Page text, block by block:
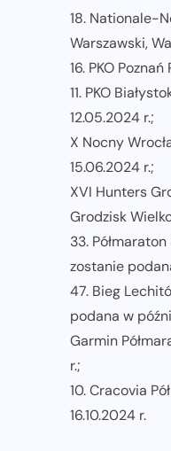
18. Nationale-
Warszawski,
16. PKO
11. PKO
12.05.2024 r.;
X Nocny
15.06.2024 r.;
XVI Hunters
Grodzisk
33.
zostanie
47. Bieg
podana w
Garmin
r.;
10. Cracovia
16.10.2024 r.